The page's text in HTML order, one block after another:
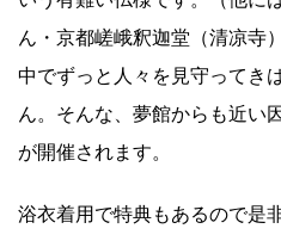
ん・京都嵯峨釈迦堂（清凉寺
中でずっと人々を見守ってき
ん。そんな、夢館からも近い
が開催されます。
浴衣着用で特典もあるので是